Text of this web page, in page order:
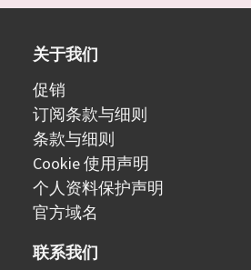
关于我们
促销
订阅条款与细则
条款与细则
Cookie 使用声明
个人资料保护声明
官方域名
联系我们